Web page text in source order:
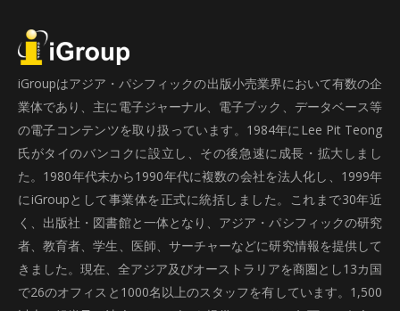
iGroupはアジア・パシフィックの出版小売業界において有数の企
業体であり、主に電子ジャーナル、電子ブック、データベース等
の電子コンテンツを取り扱っています。1984年にLee Pit Teong
氏がタイのバンコクに設立し、その後急速に成長・拡大しまし
た。1980年代末から1990年代に複数の会社を法人化し、1999年
にiGroupとして事業体を正式に統括しました。これまで30年近
く、出版社・図書館と一体となり、アジア・パシフィックの研究
者、教育者、学生、医師、サーチャーなどに研究情報を提供して
きました。現在、全アジア及びオーストラリアを商圏とし13カ国
で26のオフィスと1000名以上のスタッフを有しています。1,500